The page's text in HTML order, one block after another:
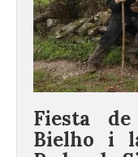
Fiesta
Bielho i